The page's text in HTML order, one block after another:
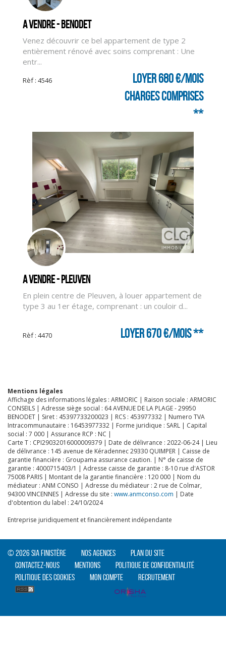
A vendre - BENODET
Venez découvrir ce bel appartement de type 2
entièrement rénové avec soins comprenant : Une
entr...
Rèf : 4546
Loyer 680 €/mois
charges comprises
**
A vendre - PLEUVEN
En plein centre de Pleuven, à louer appartement de
type 3 au 1er étage, comprenant : un couloir d...
Rèf : 4470 Loyer 670 €/mois**
Mentions légales
Affichage des informations légales : ARMORIC | Raison sociale : ARMORIC
CONSEILS | Adresse siège social : 64 AVENUE DE LA PLAGE - 29950
BENODET | Siret : 45397733200023 | RCS : 453977332 | Numero TVA
Intracommunautaire : 16453977332 | Forme juridique : SARL | Capital
social : 7 000 | Assurance RCP : NC |
Carte T : CPI29032016000009379 | Date de délivrance : 2022-06-24 | Lieu
de délivrance : 145 avenue de Kéradennec 29330 QUIMPER | Caisse de
garantie financière : Groupama assurance caution. | N° de caisse de
garantie : 4000715403/1 | Adresse caisse de garantie : 8-10 rue d'ASTOR
75008 PARIS | Montant de la garantie financière : 120 000 | Nom du
médiateur : ANM CONSO | Adresse du médiateur : 2 rue de Colmar,
94300 VINCENNES | Adresse du site : www.anmconso.com | Date
d'obtention du label : 24/10/2024
Entreprise juridiquement et financièrement indépendante
© 2026 SIA Finistère Nos agences
Plan du site
Contactez-nous
Mentions
Politique de confidentialité
Politique des cookies
Mon compte Recrutement